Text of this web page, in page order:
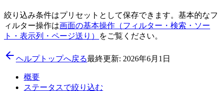
絞り込み条件はプリセットとして保存できます。基本的なフ
ィルター操作は画面の基本操作（フィルター・検索・ソー
ト・表示列・ページ送り）
をご覧ください。
ヘルプトップへ戻る最終更新: 2026年6月1日
概要
ステータスで絞り込む